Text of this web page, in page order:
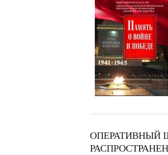
ОПЕРАТИВНЫЙ